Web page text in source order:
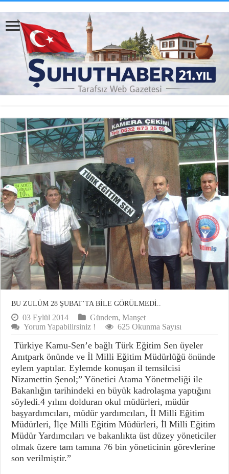
BU ZULÜM 28 ŞUBAT’TA BİLE GÖRÜLMEDİ..
03 Eylül 2014 Gündem,Manşet
Yorum Yapabilirsiniz !
625 Okunma Sayısı
Türkiye Kamu-Sen’e bağlı Türk Eğitim Sen üyeler
Anıtpark önünde ve İl Milli Eğitim Müdürlüğü önünde
eylem yaptılar. Eylemde konuşan il temsilcisi
Nizamettin Şenol;” Yönetici Atama Yönetmeliği ile
Bakanlığın tarihindeki en büyük kadrolaşma yaptığını
söyledi.4 yılını dolduran okul müdürleri, müdür
başyardımcıları, müdür yardımcıları, İl Milli Eğitim
Müdürleri, İlçe Milli Eğitim Müdürleri, İl Milli Eğitim
Müdür Yardımcıları ve bakanlıkta üst düzey yöneticiler
olmak üzere tam tamına 76 bin yöneticinin görevlerine
son verilmiştir.”